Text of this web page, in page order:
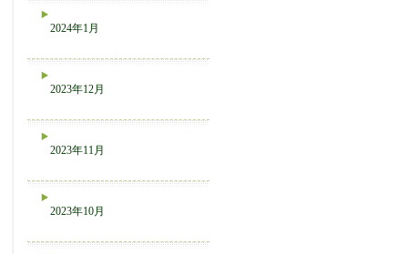
2024年1月
2023年12月
2023年11月
2023年10月